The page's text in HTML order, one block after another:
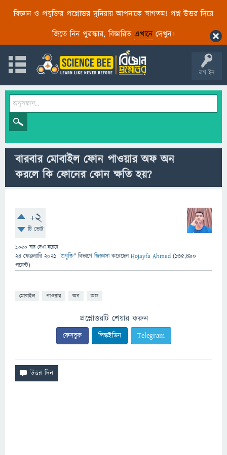
বিজ্ঞান ও প্রযুক্তির প্রশ্নোত্তর দুনিয়ায় আপনাকে স্বাগতম! প্রশ্ন-উত্তর দিয়ে
জিতে নিন পুরস্কার, বিস্তারিত এখানেদেখুন।
লগ ইন
বারবার মোবাইল ফোন পাওয়ার অফ অন
করলে কি ফোনের কোন ক্ষতি হয়?
+2
টি ভোট
1,050 বার দেখা হয়েছে
24 ফেব্রুয়ারি 2021 "প্রযুক্তি" বিভাগে জিজ্ঞাসাকরেছেনHojayfa Ahmed (135,490
পয়েন্ট)
মোবাইল পাওয়ার অন অফ
প্রশ্নোত্তরটি শেয়ার করুন
ফেসবুক লিঙ্কইডিন Telegram